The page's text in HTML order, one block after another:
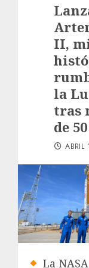
II,
la
tras
de
ABRIL
La